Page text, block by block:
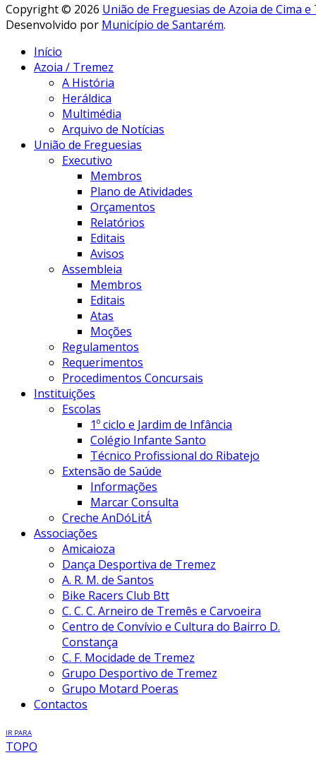
Copyright © 2026 União de Freguesias de Azoia de Cima
Desenvolvido por Município de Santarém.
Início
Azoia / Tremez
A História
Heráldica
Multimédia
Arquivo de Notícias
União de Freguesias
Executivo
Membros
Plano de Atividades
Orçamentos
Relatórios
Editais
Avisos
Assembleia
Membros
Editais
Atas
Moções
Regulamentos
Requerimentos
Procedimentos Concursais
Instituições
Escolas
1º ciclo e Jardim de Infância
Colégio Infante Santo
Técnico Profissional do Ribatejo
Extensão de Saúde
Informações
Marcar Consulta
Creche AnDóLitÁ
Associações
Amicaioza
Dança Desportiva de Tremez
A. R. M. de Santos
Bike Racers Club Btt
C. C. C. Arneiro de Tremês e Carvoeira
Centro de Convívio e Cultura do Bairro D.
Constança
C. F. Mocidade de Tremez
Grupo Desportivo de Tremez
Grupo Motard Poeras
Contactos
IR PARA
TOPO